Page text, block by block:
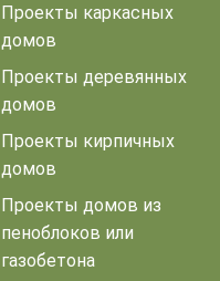
Проекты каркасных
домов
Проекты деревянных
домов
Проекты кирпичных
домов
Проекты домов из
пеноблоков или
газобетона